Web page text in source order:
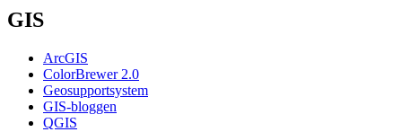
GIS
ArcGIS
ColorBrewer 2.0
Geosupportsystem
GIS-bloggen
QGIS